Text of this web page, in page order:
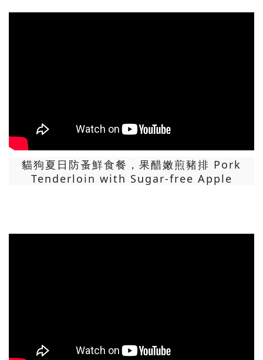
貓狗夏日防蚤鮮食餐，果醋嫩煎豬排 Pork
Tenderloin with Sugar-free Apple